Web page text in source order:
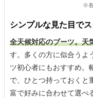
※
シンプルな見た目で
全天候対応のブーツ。天
す。多くの方に似合うよ
ツ初心者にもおすすめ。
で、ひとつ持っておくと
富で好みに合わせて選べ